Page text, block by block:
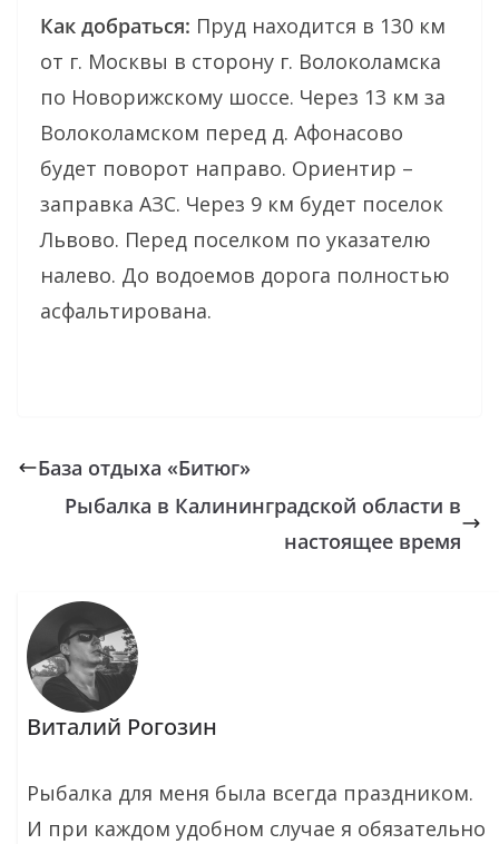
Как добраться: Пруд находится в 130 км
от г. Москвы в сторону г. Волоколамска
по Новорижскому шоссе. Через 13 км за
Волоколамском перед д. Афонасово
будет поворот направо. Ориентир –
заправка АЗС. Через 9 км будет поселок
Львово. Перед поселком по указателю
налево. До водоемов дорога полностью
асфальтирована.
База отдыха «Битюг»
Рыбалка в Калининградской области в
настоящее время
Виталий Рогозин
Рыбалка для меня была всегда праздником.
И при каждом удобном случае я обязательно